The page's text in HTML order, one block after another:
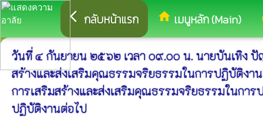
arrow_back_ios กลับหน้าแรก home เมนูหลัก (Main)
วันที่ ๔ กันยายน ๒๕๖๒ เวลา ๐๙.๐๐ น. นายบันเทิง
สร้างและส่งเสริมคุณธรรมจริยธรรมในการปฏิบัติงา
การเสริมสร้างและส่งเสริมคุณธรรมจริยธรรมในกา
ปฏิบัติงานต่อไป